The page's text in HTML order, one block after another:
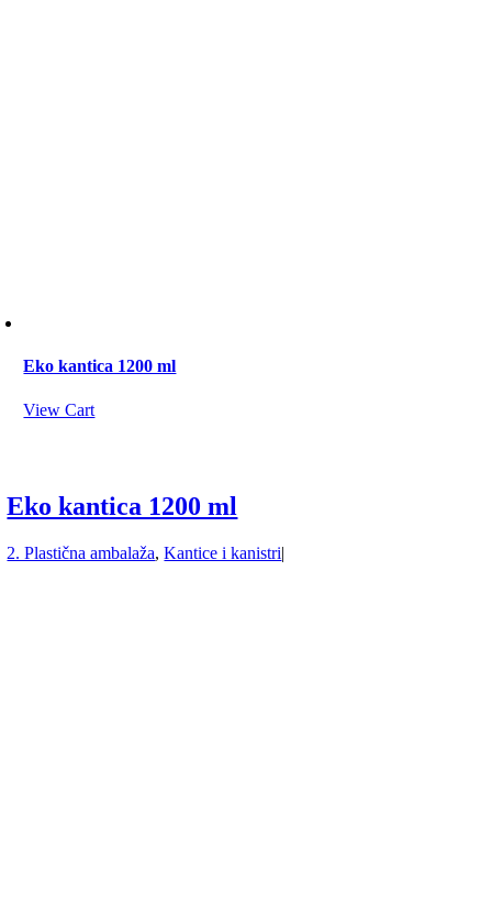
Eko kantica 1200 ml
View Cart
Eko kantica 1200 ml
2. Plastična ambalaža,Kantice i kanistri|